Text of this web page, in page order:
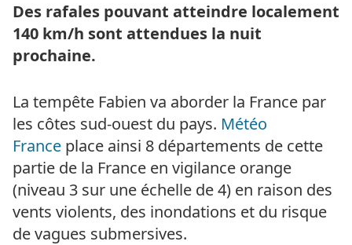
Des rafales pouvant atteindre localement
140 km/h sont attendues la nuit
prochaine.
La tempête Fabien va aborder la France par
les côtes sud-ouest du pays. Météo
France place ainsi 8 départements de cette
partie de la France en vigilance orange
(niveau 3 sur une échelle de 4) en raison des
vents violents, des inondations et du risque
de vagues submersives.